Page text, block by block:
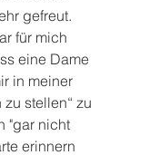
gefreut.
für mich
eine Dame
in meiner
stellen“ zu
"gar nicht
erinnern